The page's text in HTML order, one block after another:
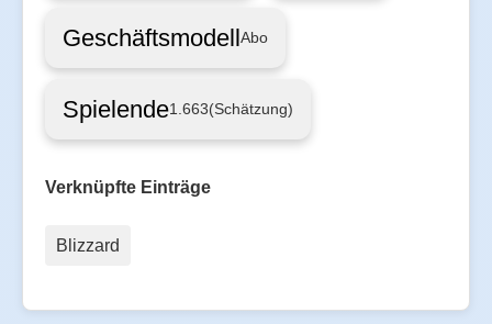
GeschäftsmodellAbo
Spielende1.663(Schätzung)
Verknüpfte Einträge
Blizzard